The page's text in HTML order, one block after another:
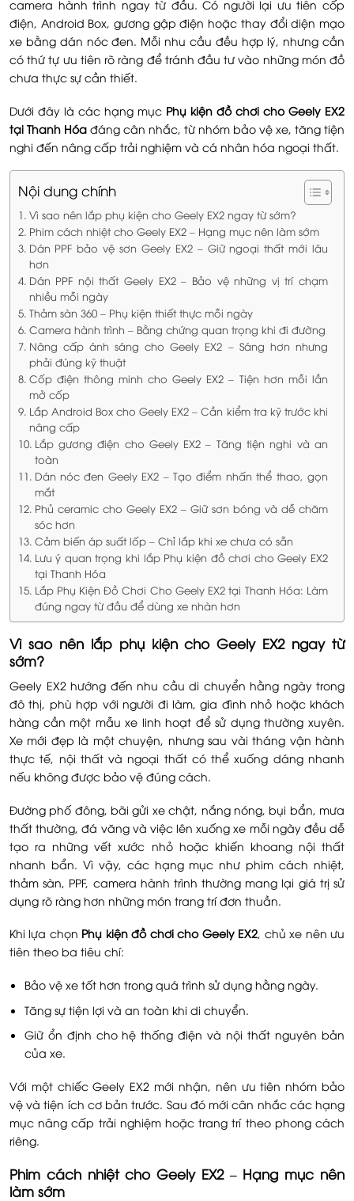
camera hành trình ngay từ đầu. Có người lại ưu tiên cốp
điện, Android Box, gương gập điện hoặc thay đổi diện mạo
xe bằng dán nóc đen. Mỗi nhu cầu đều hợp lý, nhưng cần
có thứ tự ưu tiên rõ ràng để tránh đầu tư vào những món đồ
chưa thực sự cần thiết.
Dưới đây là các hạng mục Phụ kiện đồ chơi cho Geely EX2
tại Thanh Hóa đáng cân nhắc, từ nhóm bảo vệ xe, tăng tiện
nghi đến nâng cấp trải nghiệm và cá nhân hóa ngoại thất.
Nội dung chính
Vì sao nên lắp phụ kiện cho Geely EX2 ngay từ sớm?
Phim cách nhiệt cho Geely EX2 – Hạng mục nên làm sớm
Dán PPF bảo vệ sơn Geely EX2 – Giữ ngoại thất mới lâu
hơn
Dán PPF nội thất Geely EX2 – Bảo vệ những vị trí chạm
nhiều mỗi ngày
Thảm sàn 360 – Phụ kiện thiết thực mỗi ngày
Camera hành trình – Bằng chứng quan trọng khi đi đường
Nâng cấp ánh sáng cho Geely EX2 – Sáng hơn nhưng
phải đúng kỹ thuật
Cốp điện thông minh cho Geely EX2 – Tiện hơn mỗi lần
mở cốp
Lắp Android Box cho Geely EX2 – Cần kiểm tra kỹ trước khi
nâng cấp
Lắp gương điện cho Geely EX2 – Tăng tiện nghi và an
toàn
Dán nóc đen Geely EX2 – Tạo điểm nhấn thể thao, gọn
mắt
Phủ ceramic cho Geely EX2 – Giữ sơn bóng và dễ chăm
sóc hơn
Cảm biến áp suất lốp – Chỉ lắp khi xe chưa có sẵn
Lưu ý quan trọng khi lắp Phụ kiện đồ chơi cho Geely EX2
tại Thanh Hóa
Lắp Phụ Kiện Đồ Chơi Cho Geely EX2 tại Thanh Hóa: Làm
đúng ngay từ đầu để dùng xe nhàn hơn
Vì sao nên lắp phụ kiện cho Geely EX2 ngay từ
sớm?
Geely EX2 hướng đến nhu cầu di chuyển hằng ngày trong
đô thị, phù hợp với người đi làm, gia đình nhỏ hoặc khách
hàng cần một mẫu xe linh hoạt để sử dụng thường xuyên.
Xe mới đẹp là một chuyện, nhưng sau vài tháng vận hành
thực tế, nội thất và ngoại thất có thể xuống dáng nhanh
nếu không được bảo vệ đúng cách.
Đường phố đông, bãi gửi xe chật, nắng nóng, bụi bẩn, mưa
thất thường, đá văng và việc lên xuống xe mỗi ngày đều dễ
tạo ra những vết xước nhỏ hoặc khiến khoang nội thất
nhanh bẩn. Vì vậy, các hạng mục như phim cách nhiệt,
thảm sàn, PPF, camera hành trình thường mang lại giá trị sử
dụng rõ ràng hơn những món trang trí đơn thuần.
Khi lựa chọn Phụ kiện đồ chơi cho Geely EX2, chủ xe nên ưu
tiên theo ba tiêu chí:
Bảo vệ xe tốt hơn trong quá trình sử dụng hằng ngày.
Tăng sự tiện lợi và an toàn khi di chuyển.
Giữ ổn định cho hệ thống điện và nội thất nguyên bản
của xe.
Với một chiếc Geely EX2 mới nhận, nên ưu tiên nhóm bảo
vệ và tiện ích cơ bản trước. Sau đó mới cân nhắc các hạng
mục nâng cấp trải nghiệm hoặc trang trí theo phong cách
riêng.
Phim cách nhiệt cho Geely EX2 – Hạng mục nên
làm sớm